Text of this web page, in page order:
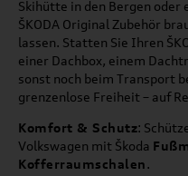
Skihütte in den Bergen oder
ŠKODA Original Zubehör
lassen. Statten Sie Ihren
einer Dachbox, einem
sonst noch beim Transport
grenzenlose Freiheit – auf
Komfort & Schutz:
Volkswagen mit Škoda
Kofferraumschalen.